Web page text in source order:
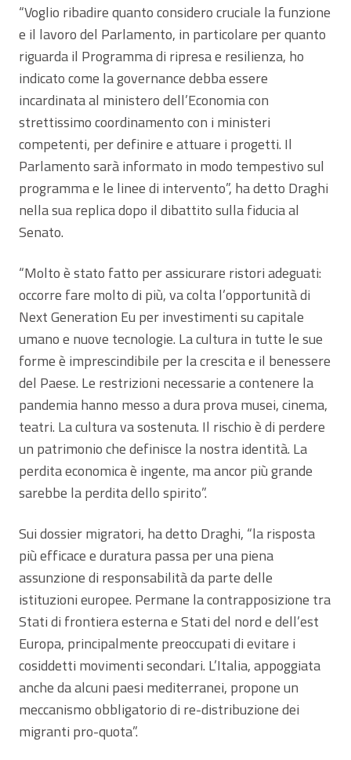
“Voglio ribadire quanto considero cruciale la funzione
e il lavoro del Parlamento, in particolare per quanto
riguarda il Programma di ripresa e resilienza, ho
indicato come la governance debba essere
incardinata al ministero dell’Economia con
strettissimo coordinamento con i ministeri
competenti, per definire e attuare i progetti. Il
Parlamento sarà informato in modo tempestivo sul
programma e le linee di intervento”, ha detto Draghi
nella sua replica dopo il dibattito sulla fiducia al
Senato.
“Molto è stato fatto per assicurare ristori adeguati:
occorre fare molto di più, va colta l’opportunità di
Next Generation Eu per investimenti su capitale
umano e nuove tecnologie. La cultura in tutte le sue
forme è imprescindibile per la crescita e il benessere
del Paese. Le restrizioni necessarie a contenere la
pandemia hanno messo a dura prova musei, cinema,
teatri. La cultura va sostenuta. Il rischio è di perdere
un patrimonio che definisce la nostra identità. La
perdita economica è ingente, ma ancor più grande
sarebbe la perdita dello spirito”.
Sui dossier migratori, ha detto Draghi, “la risposta
più efficace e duratura passa per una piena
assunzione di responsabilità da parte delle
istituzioni europee. Permane la contrapposizione tra
Stati di frontiera esterna e Stati del nord e dell’est
Europa, principalmente preoccupati di evitare i
cosiddetti movimenti secondari. L’Italia, appoggiata
anche da alcuni paesi mediterranei, propone un
meccanismo obbligatorio di re-distribuzione dei
migranti pro-quota”.